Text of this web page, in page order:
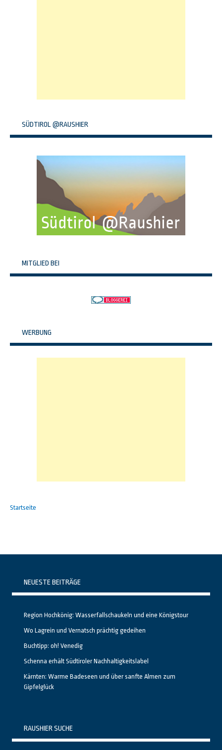
SÜDTIROL @RAUSHIER
MITGLIED BEI
WERBUNG
Startseite
NEUESTE BEITRÄGE
Region Hochkönig: Wasserfallschaukeln und eine Königstour
Wo Lagrein und Vernatsch prächtig gedeihen
Buchtipp: oh! Venedig
Schenna erhält Südtiroler Nachhaltigkeitslabel
Kärnten: Warme Badeseen und über sanfte Almen zum
Gipfelglück
RAUSHIER SUCHE